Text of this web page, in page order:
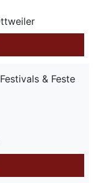
Festivals & Feste